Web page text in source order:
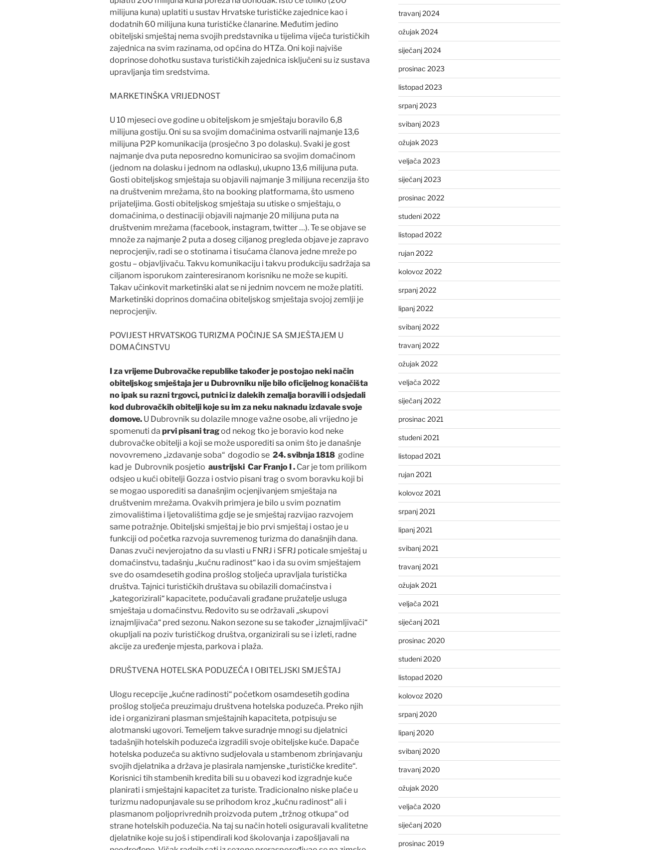
milijuna kuna) uplatiti u sustav Hrvatske turističke zajednice kao i
dodatnih 60 milijuna kuna turističke članarine. Međutim jedino
obiteljski smještaj nema svojih predstavnika u tijelima vijeća turističkih
zajednica na svim razinama, od općina do HTZa. Oni koji najviše
doprinose dohotku sustava turističkih zajednica isključeni su iz sustava
upravljanja tim sredstvima.
MARKETINŠKA VRIJEDNOST
U 10 mjeseci ove godine u obiteljskom je smještaju boravilo 6,8
milijuna gostiju. Oni su sa svojim domaćinima ostvarili najmanje 13,6
milijuna P2P komunikacija (prosječno 3 po dolasku). Svaki je gost
najmanje dva puta neposredno komunicirao sa svojim domaćinom
(jednom na dolasku i jednom na odlasku), ukupno 13,6 milijuna puta.
Gosti obiteljskog smještaja su objavili najmanje 3 milijuna recenzija što
na društvenim mrežama, što na booking platformama, što usmeno
prijateljima. Gosti obiteljskog smještaja su utiske o smještaju, o
domaćinima, o destinaciji objavili najmanje 20 milijuna puta na
društvenim mrežama (facebook, instagram, twitter …). Te se objave se
množe za najmanje 2 puta a doseg ciljanog pregleda objave je zapravo
neprocjenjiv, radi se o stotinama i tisućama članova jedne mreže po
gostu – objavljivaču. Takvu komunikaciju i takvu produkciju sadržaja sa
ciljanom isporukom zainteresiranom korisniku ne može se kupiti.
Takav učinkovit marketinški alat se ni jednim novcem ne može platiti.
Marketinški doprinos domaćina obiteljskog smještaja svojoj zemlji je
neprocjenjiv.
POVIJEST HRVATSKOG TURIZMA POČINJE SA SMJEŠTAJEM U
DOMAĆINSTVU
I za vrijeme Dubrovačke republike također je postojao neki način
obiteljskog smještaja jer u Dubrovniku nije bilo oficijelnog konačišta
no ipak su razni trgovci, putnici iz dalekih zemalja boravili i odsjedali
kod dubrovačkih obitelji koje su im za neku naknadu izdavale svoje
domove. U Dubrovnik su dolazile mnoge važne osobe, ali vrijedno je
spomenuti da prvi pisani tragod nekog tko je boravio kod neke
dubrovačke obitelji a koji se može usporediti sa onim što je današnje
novovremeno „izdavanje soba“ dogodio se 24. svibnja 1818 godine
kad je Dubrovnik posjetio austrijski Car Franjo I . Car je tom prilikom
odsjeo u kući obitelji Gozza i ostvio pisani trag o svom boravku koji bi
se mogao usporediti sa današnjim ocjenjivanjem smještaja na
društvenim mrežama. Ovakvih primjera je bilo u svim poznatim
zimovalištima i ljetovalištima gdje se je smještaj razvijao razvojem
same potražnje. Obiteljski smještaj je bio prvi smještaj i ostao je u
funkciji od početka razvoja suvremenog turizma do današnjih dana.
Danas zvuči nevjerojatno da su vlasti u FNRJ i SFRJ poticale smještaj u
domaćinstvu, tadašnju „kućnu radinost“ kao i da su ovim smještajem
sve do osamdesetih godina prošlog stoljeća upravljala turistička
društva. Tajnici turističkih društava su obilazili domaćinstva i
„kategorizirali“ kapacitete, podučavali građane pružatelje usluga
smještaja u domaćinstvu. Redovito su se održavali „skupovi
iznajmljivača“ pred sezonu. Nakon sezone su se također „iznajmljivači“
okupljali na poziv turističkog društva, organizirali su se i izleti, radne
akcije za uređenje mjesta, parkova i plaža.
DRUŠTVENA HOTELSKA PODUZEĆA I OBITELJSKI SMJEŠTAJ
Ulogu recepcije „kućne radinosti“ početkom osamdesetih godina
prošlog stoljeća preuzimaju društvena hotelska poduzeća. Preko njih
ide i organizirani plasman smještajnih kapaciteta, potpisuju se
alotmanski ugovori. Temeljem takve suradnje mnogi su djelatnici
tadašnjih hotelskih poduzeća izgradili svoje obiteljske kuće. Dapače
hotelska poduzeća su aktivno sudjelovala u stambenom zbrinjavanju
svojih djelatnika a država je plasirala namjenske „turističke kredite“.
Korisnici tih stambenih kredita bili su u obavezi kod izgradnje kuće
planirati i smještajni kapacitet za turiste. Tradicionalno niske plaće u
turizmu nadopunjavale su se prihodom kroz „kućnu radinost“ ali i
plasmanom poljoprivrednih proizvoda putem „tržnog otkupa“ od
strane hotelskih poduzećia. Na taj su način hoteli osiguravali kvalitetne
djelatnike koje su još i stipendirali kod školovanja i zapošljavali na
travanj 2024
ožujak 2024
siječanj 2024
prosinac 2023
listopad 2023
srpanj 2023
svibanj 2023
ožujak 2023
veljača 2023
siječanj 2023
prosinac 2022
studeni 2022
listopad 2022
rujan 2022
kolovoz 2022
srpanj 2022
lipanj 2022
svibanj 2022
travanj 2022
ožujak 2022
veljača 2022
siječanj 2022
prosinac 2021
studeni 2021
listopad 2021
rujan 2021
kolovoz 2021
srpanj 2021
lipanj 2021
svibanj 2021
travanj 2021
ožujak 2021
veljača 2021
siječanj 2021
prosinac 2020
studeni 2020
listopad 2020
kolovoz 2020
srpanj 2020
lipanj 2020
svibanj 2020
travanj 2020
ožujak 2020
veljača 2020
siječanj 2020
prosinac 2019